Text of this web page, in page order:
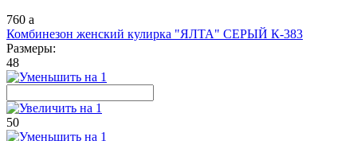
760 a
Комбинезон женский кулирка "ЯЛТА" СЕРЫЙ К-383
Размеры:
48
50